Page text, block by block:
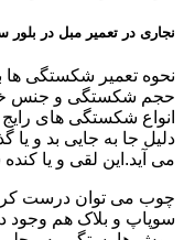
نجاری در تعمیر مبل در
نحوه تعمیر شکستگی
حجم شکستگی و جنس
انواع شکستگی های
دلیل جا به جایی بد و
می آید.این لقی و یا
چوب می توان درست
سوپاپ و بلاک هم وجود